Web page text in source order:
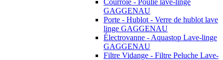
GAGGENAU
Porte - Hublot - Verre de hublot lave
linge GAGGENAU
Électrovanne - Aquastop Lave-linge
GAGGENAU
Filtre Vidange - Filtre Peluche Lave-